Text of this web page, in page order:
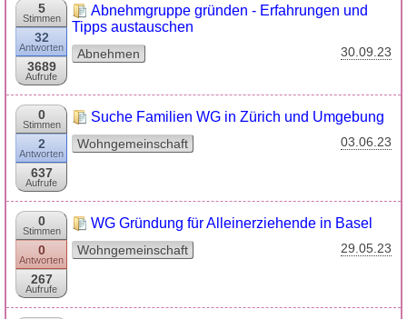
5
Stimmen
32
Antworten
3689
Aufrufe
Abnehmgruppe gründen - Erfahrungen und
Tipps austauschen
Abnehmen 30.09.23
0
Stimmen
2
Antworten
637
Aufrufe
Suche Familien WG in Zürich und Umgebung
Wohngemeinschaft 03.06.23
0
Stimmen
0
Antworten
267
Aufrufe
WG Gründung für Alleinerziehende in Basel
Wohngemeinschaft 29.05.23